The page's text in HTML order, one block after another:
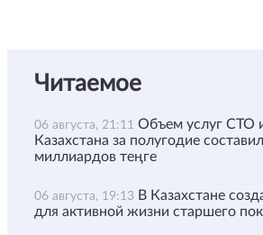
Читаемое
06 августа, 21:11 Объем услуг СТО
Казахстана за полугодие
миллиардов теңге
06 августа, 19:13 В Казахстане
для активной жизни старшего